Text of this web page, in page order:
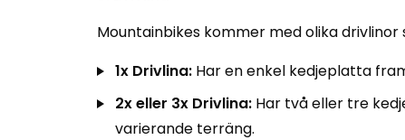
Mountainbikes kommer med olika
1x Drivlina: Har en enkel kedjeplatta
2x eller 3x Drivlina: Har två eller tre
varierande terräng.